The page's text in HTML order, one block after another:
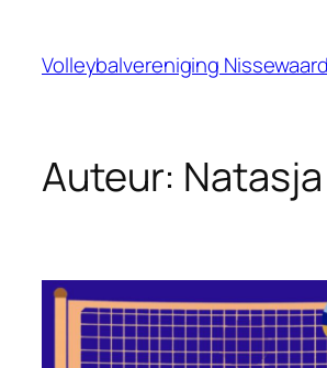
Volleybalvereniging Nissewaard
Auteur: